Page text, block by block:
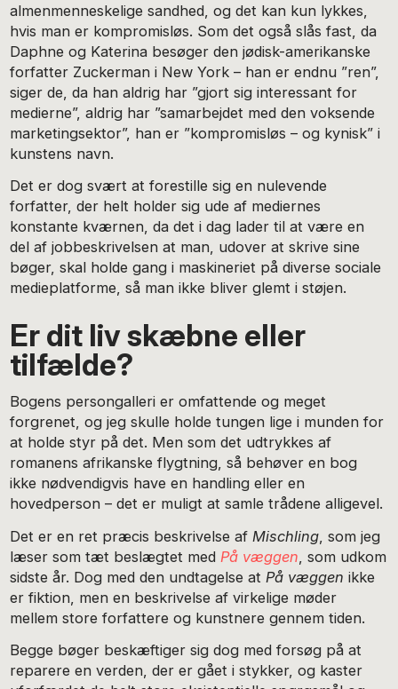
almenmenneskelige sandhed, og det kan kun lykkes,
hvis man er kompromisløs. Som det også slås fast, da
Daphne og Katerina besøger den jødisk-amerikanske
forfatter Zuckerman i New York – han er endnu ”ren”,
siger de, da han aldrig har ”gjort sig interessant for
medierne”, aldrig har ”samarbejdet med den voksende
marketingsektor”, han er ”kompromisløs – og kynisk” i
kunstens navn.
Det er dog svært at forestille sig en nulevende
forfatter, der helt holder sig ude af mediernes
konstante kværnen, da det i dag lader til at være en
del af jobbeskrivelsen at man, udover at skrive sine
bøger, skal holde gang i maskineriet på diverse sociale
medieplatforme, så man ikke bliver glemt i støjen.
Er dit liv skæbne eller
tilfælde?
Bogens persongalleri er omfattende og meget
forgrenet, og jeg skulle holde tungen lige i munden for
at holde styr på det. Men som det udtrykkes af
romanens afrikanske flygtning, så behøver en bog
ikke nødvendigvis have en handling eller en
hovedperson – det er muligt at samle trådene alligevel.
Det er en ret præcis beskrivelse af Mischling , som jeg
læser som tæt beslægtet med På væggen , som udkom
sidste år. Dog med den undtagelse at På væggen ikke
er fiktion, men en beskrivelse af virkelige møder
mellem store forfattere og kunstnere gennem tiden.
Begge bøger beskæftiger sig dog med forsøg på at
reparere en verden, der er gået i stykker, og kaster